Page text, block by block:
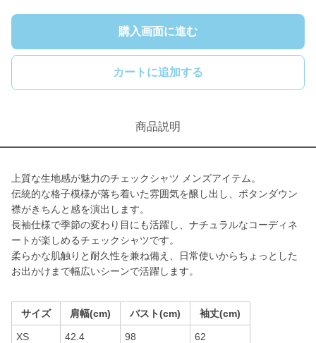
購入画面に進む
カートに追加する
商品説明
上質な生地感が魅力のチェックシャツ メンズアイテム。
伝統的な格子模様が落ち着いた雰囲気を醸し出し、ボタンダウン
襟がきちんと感を演出します。
長袖仕様で季節の変わり目にも活躍し、ナチュラルなコーディネ
ートが楽しめるチェックシャツです。
柔らかな肌触りと耐久性を兼ね備え、日常使いからちょっとした
お出かけまで幅広いシーンで活躍します。
サイズ 肩幅(cm) バスト(cm) 袖丈(cm)
XS 42.4 98 62